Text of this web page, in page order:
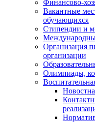
Финансово-
Вакантные
обучающихся
Стипендии и
Организация
организации
Олимпиады,